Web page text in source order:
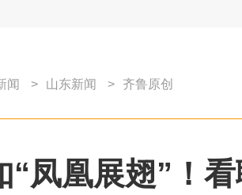
闻 > 山东新闻 > 齐鲁原创
“凤凰展翅”！